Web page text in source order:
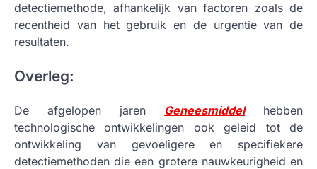
detectiemethode, afhankelijk van factoren zoals de
recentheid van het gebruik en de urgentie van de
resultaten.
Overleg:
De afgelopen jaren Geneesmiddelhebben
technologische ontwikkelingen ook geleid tot de
ontwikkeling van gevoeligere en specifiekere
detectiemethoden die een grotere nauwkeurigheid en